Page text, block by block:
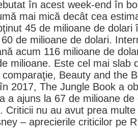
în acest week-end în
mai mică decât cea
45 de milioane de dolari
de milioane de dolari.
acum 116 milioane de
milioane. Este cel mai slab
Beauty and the
2017, The Jungle Book a
a ajuns la 67 de milioane
Criticii nu au avut prea
– aprecierile criticilor pe